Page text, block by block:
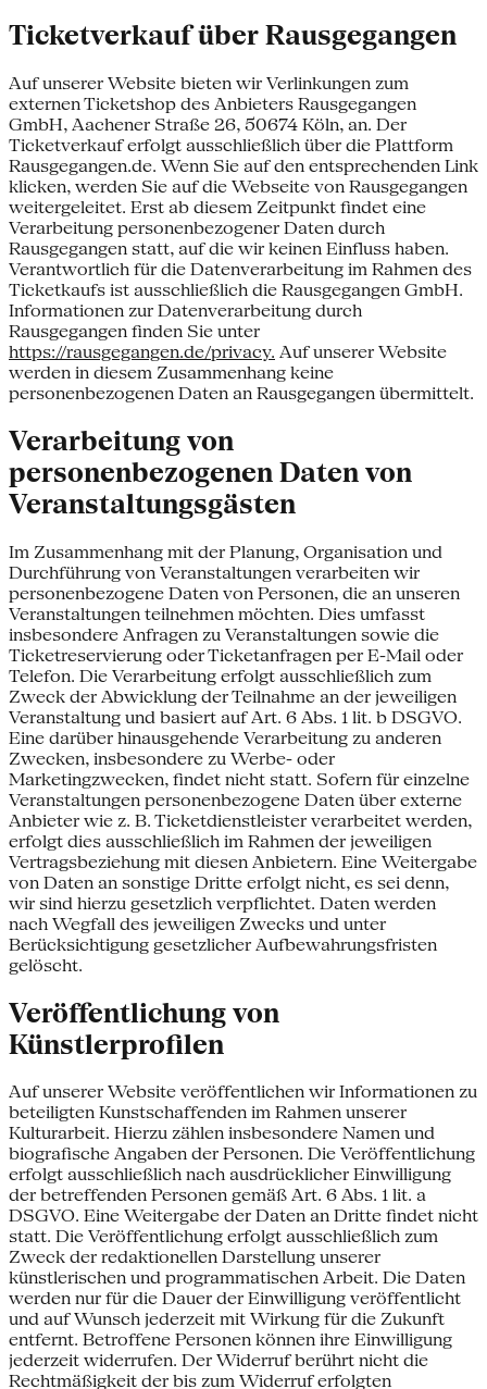
Ticketverkauf über Rausgegangen
Auf unserer Website bieten wir Verlinkungen zum
externen Ticketshop des Anbieters Rausgegangen
GmbH, Aachener Straße 26, 50674 Köln, an. Der
Ticketverkauf erfolgt ausschließlich über die Plattform
Rausgegangen.de. Wenn Sie auf den entsprechenden Link
klicken, werden Sie auf die Webseite von Rausgegangen
weitergeleitet. Erst ab diesem Zeitpunkt findet eine
Verarbeitung personenbezogener Daten durch
Rausgegangen statt, auf die wir keinen Einfluss haben.
Verantwortlich für die Datenverarbeitung im Rahmen des
Ticketkaufs ist ausschließlich die Rausgegangen GmbH.
Informationen zur Datenverarbeitung durch
Rausgegangen finden Sie unter
https://rausgegangen.de/privacy. Auf unserer Website
werden in diesem Zusammenhang keine
personenbezogenen Daten an Rausgegangen übermittelt.
Verarbeitung von
personenbezogenen Daten von
Veranstaltungsgästen
Im Zusammenhang mit der Planung, Organisation und
Durchführung von Veranstaltungen verarbeiten wir
personenbezogene Daten von Personen, die an unseren
Veranstaltungen teilnehmen möchten. Dies umfasst
insbesondere Anfragen zu Veranstaltungen sowie die
Ticketreservierung oder Ticketanfragen per E-Mail oder
Telefon. Die Verarbeitung erfolgt ausschließlich zum
Zweck der Abwicklung der Teilnahme an der jeweiligen
Veranstaltung und basiert auf Art. 6 Abs. 1 lit. b DSGVO.
Eine darüber hinausgehende Verarbeitung zu anderen
Zwecken, insbesondere zu Werbe- oder
Marketingzwecken, findet nicht statt. Sofern für einzelne
Veranstaltungen personenbezogene Daten über externe
Anbieter wie z. B. Ticketdienstleister verarbeitet werden,
erfolgt dies ausschließlich im Rahmen der jeweiligen
Vertragsbeziehung mit diesen Anbietern. Eine Weitergabe
von Daten an sonstige Dritte erfolgt nicht, es sei denn,
wir sind hierzu gesetzlich verpflichtet. Daten werden
nach Wegfall des jeweiligen Zwecks und unter
Berücksichtigung gesetzlicher Aufbewahrungsfristen
gelöscht.
Veröffentlichung von
Künstlerprofilen
Auf unserer Website veröffentlichen wir Informationen zu
beteiligten Kunstschaffenden im Rahmen unserer
Kulturarbeit. Hierzu zählen insbesondere Namen und
biografische Angaben der Personen. Die Veröffentlichung
erfolgt ausschließlich nach ausdrücklicher Einwilligung
der betreffenden Personen gemäß Art. 6 Abs. 1 lit. a
DSGVO. Eine Weitergabe der Daten an Dritte findet nicht
statt. Die Veröffentlichung erfolgt ausschließlich zum
Zweck der redaktionellen Darstellung unserer
künstlerischen und programmatischen Arbeit. Die Daten
werden nur für die Dauer der Einwilligung veröffentlicht
und auf Wunsch jederzeit mit Wirkung für die Zukunft
entfernt. Betroffene Personen können ihre Einwilligung
jederzeit widerrufen. Der Widerruf berührt nicht die
Rechtmäßigkeit der bis zum Widerruf erfolgten